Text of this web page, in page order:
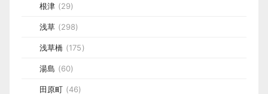
根津 (29)
浅草 (298)
浅草橋 (175)
湯島 (60)
田原町 (46)